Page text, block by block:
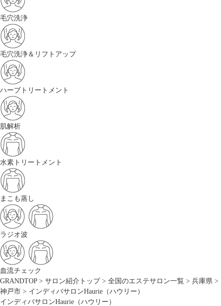
毛穴洗浄
毛穴洗浄＆リフトアップ
ハーブトリートメント
肌解析
水素トリートメント
まこも蒸し
ラジオ波
血流チェック
GRANDTOP > サロン紹介トップ > 全国のエステサロン一覧 > 兵庫県 >
神戸市 > インディバサロンHaurie（ハウリー）
インディバサロンHaurie（ハウリー）